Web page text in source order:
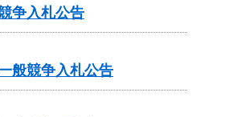
争入札公告
般競争入札公告